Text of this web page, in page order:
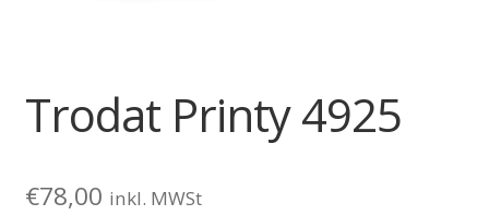
Trodat Printy 4925
€78,00 inkl. MWSt